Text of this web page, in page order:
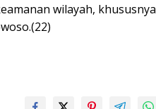
wilayah, khususnya